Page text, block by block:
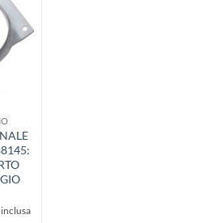
alla lista
dei
inclusa